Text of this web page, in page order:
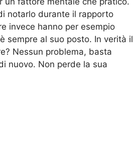
notarlo durante il rapporto
invece hanno per esempio
sempre al suo posto. In verità il
Nessun problema, basta
nuovo. Non perde la sua